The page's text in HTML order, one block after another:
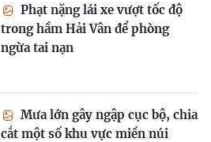
Phạt nặng lái xe vượt tốc độ
trong hầm Hải Vân để phòng
ngừa tai nạn
Mưa lớn gây ngập cục bộ, chia
cắt một số khu vực miền núi